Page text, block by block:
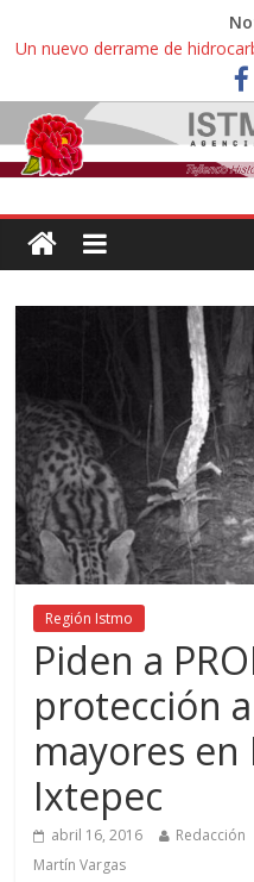
Un nuevo derrame de
ahora pescadores de Salinas
Pemex
Ángel, el joven autista
Ixtepec, Oaxaca vuelve a las
Familiares de periodista
intelectuales de su asesinato
Alertan pescadores de
Pescadores y comuneros
material pétreo de gravera
Región Istmo
Piden a
protección
mayores en
Ixtepec
abril 16, 2016 Redacción
Martín Vargas